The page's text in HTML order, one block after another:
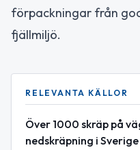
förpackningar från
fjällmiljö.
RELEVANTA KÄLLOR
Över 1000 skräp på
nedskräpning i